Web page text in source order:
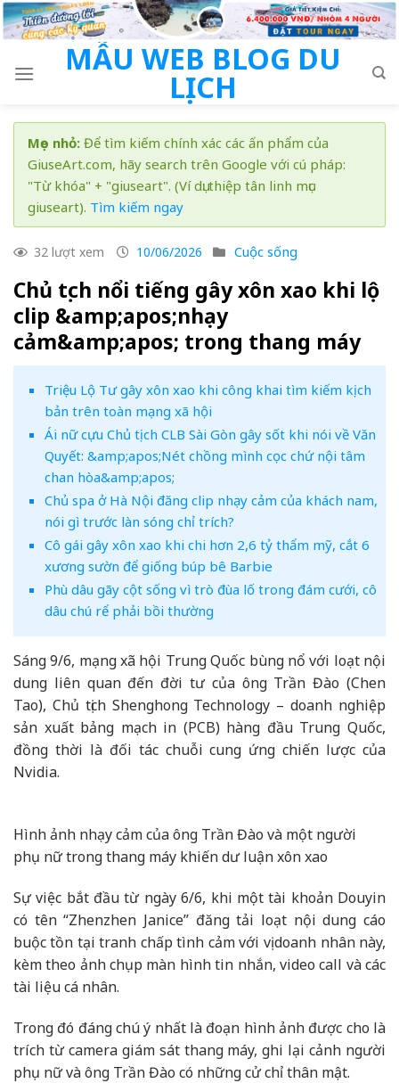
Skip
to
MẪU WEB BLOG DU
LỊCH
Mẹo nhỏ: Để tìm kiếm chính xác các ấn phẩm của
GiuseArt.com, hãy search trên Google với cú pháp:
"Từ khóa" + "giuseart". (Ví dụ: thiệp tân linh mục
giuseart). Tìm kiếm ngay
32 lượt xem 10/06/2026 Cuộc sống
Chủ tịch nổi tiếng gây xôn xao khi lộ
clip &amp;apos;nhạy
cảm&amp;apos; trong thang máy
Triệu Lộ Tư gây xôn xao khi công khai tìm kiếm kịch
bản trên toàn mạng xã hội
Ái nữ cựu Chủ tịch CLB Sài Gòn gây sốt khi nói về Văn
Quyết: &amp;apos;Nét chồng mình cọc chứ nội tâm
chan hòa&amp;apos;
Chủ spa ở Hà Nội đăng clip nhạy cảm của khách nam,
nói gì trước làn sóng chỉ trích?
Cô gái gây xôn xao khi chi hơn 2,6 tỷ thẩm mỹ, cắt 6
xương sườn để giống búp bê Barbie
Phù dâu gãy cột sống vì trò đùa lố trong đám cưới, cô
dâu chú rể phải bồi thường
Sáng 9/6, mạng xã hội Trung Quốc bùng nổ với loạt nội
dung liên quan đến đời tư của ông Trần Đào (Chen
Tao), Chủ tịch Shenghong Technology – doanh nghiệp
sản xuất bảng mạch in (PCB) hàng đầu Trung Quốc,
đồng thời là đối tác chuỗi cung ứng chiến lược của
Nvidia.
Hình ảnh nhạy cảm của ông Trần Đào và một người
phụ nữ trong thang máy khiến dư luận xôn xao
Sự việc bắt đầu từ ngày 6/6, khi một tài khoản Douyin
có tên “Zhenzhen Janice” đăng tải loạt nội dung cáo
buộc tồn tại tranh chấp tình cảm với vị doanh nhân này,
kèm theo ảnh chụp màn hình tin nhắn, video call và các
tài liệu cá nhân.
Trong đó đáng chú ý nhất là đoạn hình ảnh được cho là
trích từ camera giám sát thang máy, ghi lại cảnh người
phụ nữ và ông Trần Đào có những cử chỉ thân mật.